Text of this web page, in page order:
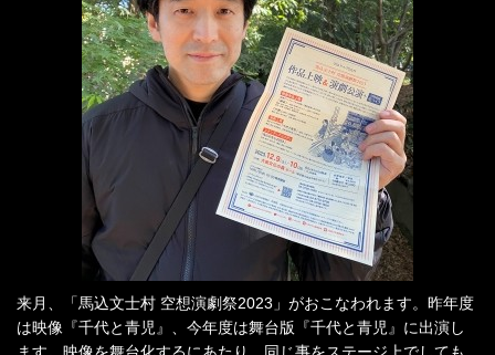
来月、「馬込文士村 空想演劇祭2023」がおこなわれます。昨年度
は映像『千代と青児』、今年度は舞台版『千代と青児』に出演し
ます。映像を舞台化するにあたり、同じ事をステージ上でしても